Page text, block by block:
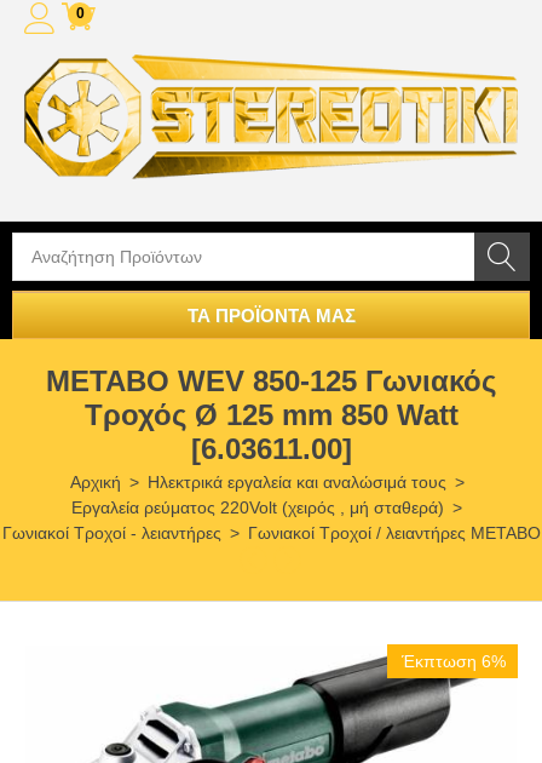
0
ΤΑ ΠΡΟΪΟΝΤΑ ΜΑΣ
METABO WEV 850-125 Γωνιακός
Τροχός Ø 125 mm 850 Watt
[6.03611.00]
Αρχική > Ηλεκτρικά εργαλεία και αναλώσιμά τους >
Εργαλεία ρεύματος 220Volt (χειρός , μή σταθερά) >
Γωνιακοί Τροχοί - λειαντήρες > Γωνιακοί Τροχοί / λειαντήρες METABO
Έκπτωση 6%